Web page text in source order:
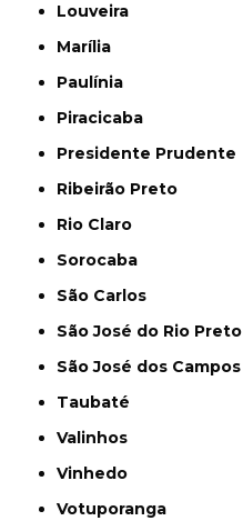
Louveira
Marília
Paulínia
Piracicaba
Presidente Prudente
Ribeirão Preto
Rio Claro
Sorocaba
São Carlos
São José do Rio Preto
São José dos Campos
Taubaté
Valinhos
Vinhedo
Votuporanga